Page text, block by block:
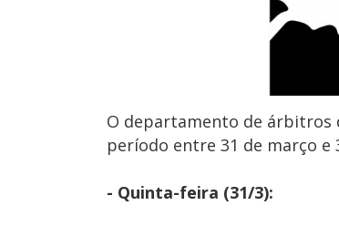
O departamento de árbitros
período entre 31 de março e
- Quinta-feira (31/3):